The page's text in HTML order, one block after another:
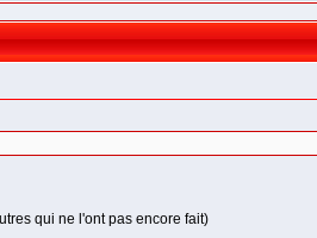
qui ne l'ont pas encore fait)